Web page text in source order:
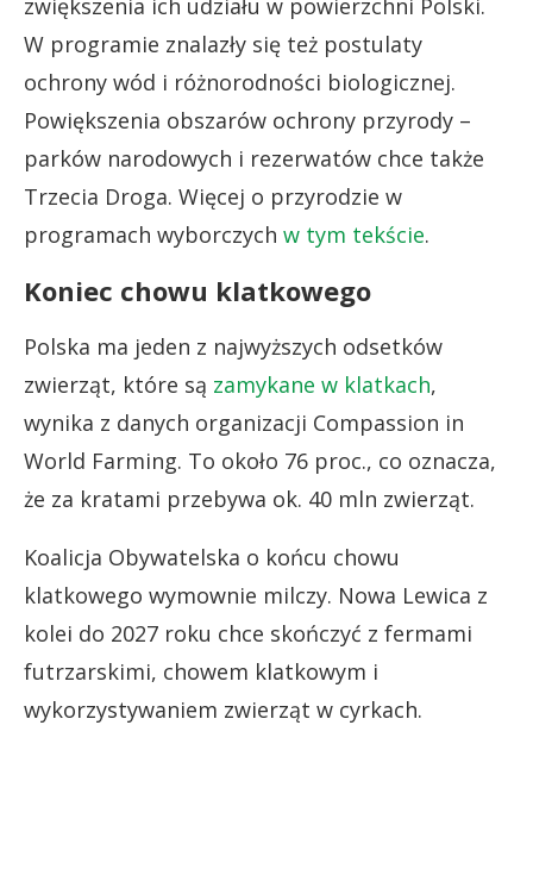
zwiększenia ich udziału w powierzchni Polski.
W programie znalazły się też postulaty
ochrony wód i różnorodności biologicznej.
Powiększenia obszarów ochrony przyrody –
parków narodowych i rezerwatów chce także
Trzecia Droga. Więcej o przyrodzie w
programach wyborczych w tym tekście.
Koniec chowu klatkowego
Polska ma jeden z najwyższych odsetków
zwierząt, które są zamykane w klatkach,
wynika z danych organizacji Compassion in
World Farming. To około 76 proc., co oznacza,
że za kratami przebywa ok. 40 mln zwierząt.
Koalicja Obywatelska o końcu chowu
klatkowego wymownie milczy. Nowa Lewica z
kolei do 2027 roku chce skończyć z fermami
futrzarskimi, chowem klatkowym i
wykorzystywaniem zwierząt w cyrkach.